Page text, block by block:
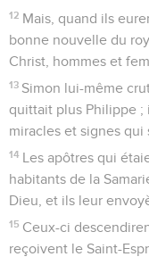
12 Mais, quand ils
bonne nouvelle du
Christ, hommes et
13 Simon lui-même
quittait plus Philippe ;
miracles et signes qui
14 Les apôtres qui
habitants de la
Dieu, et ils leur
15 Ceux-ci
reçoivent le Saint-